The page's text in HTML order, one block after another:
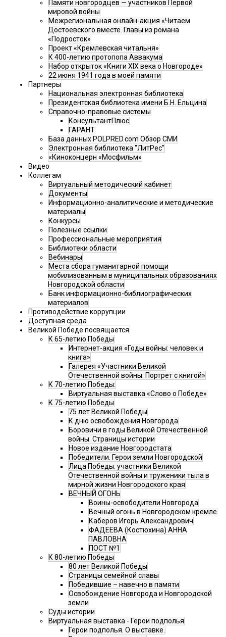
Памяти новгородцев — участников Первой
мировой войны
Межрегиональная онлайн-акция «Читаем
Достоевского вместе. Главы из романа
«Подросток»
Проект «Кремлевская читальня»
К 400-летию протопопа Аввакума
Набор открыток «Книги XIX века о Новгороде»
22 июня 1941 года в моей памяти
Партнеры
Национальная электронная библиотека
Президентская библиотека имени Б.Н. Ельцина
Справочно-правовые системы
КонсультантПлюс
ГАРАНТ
База данных POLPRED.com Обзор СМИ
Электронная библиотека "ЛитРес"
«Киноконцерн «Мосфильм»
Видео
Коллегам
Виртуальный методический кабинет
Документы
Информационно-аналитические и методические
материалы
Конкурсы
Полезные ссылки
Профессиональные мероприятия
Библиотеки области
Вебинары
Места сбора гуманитарной помощи
мобилизованным в муниципальных образованиях
Новгородской области
Банк информационно-библиографических
материалов
Противодействие коррупции
Доступная среда
Великой Победе посвящается
К 65-летию Победы
Интернет-акция «Годы войны: человек и
книга»
Галерея «Участники Великой
Отечественной войны: Портрет с книгой»
К 70-летию Победы:
Виртуальная выставка «Слово о Победе»
К 75-летию Победы
75 лет Великой Победы
К дню освобождения Новгорода
Боровичи в годы Великой Отечественной
войны. Страницы истории
Новое издание Новгородстата
Победители. Герои земли Новгородской
Лица Победы: участники Великой
Отечественной войны и труженики тыла в
мирной жизни Новгородского края
ВЕЧНЫЙ ОГОНЬ
Воины-освободители Новгорода
Вечный огонь в Новгородском кремле
Каберов Игорь Александрович
ФАДЕЕВА (Костюхина) АННА
ПАВЛОВНА
ПОСТ №1
К 80-летию Победы
80 лет Великой Победы
Страницы семейной славы
Победившие – навечно в памяти
Освобождение Новгорода и Новгородской
земли
Суды истории
Виртуальная выставка - Герои подполья
Герои подполья. О выставке.